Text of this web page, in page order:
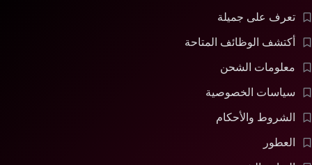
تعرف على جميلة
أكتشف الوظائف المتاحة
معلومات الشحن
سياسات الخصوصية
الشروط والأحكام
العطور